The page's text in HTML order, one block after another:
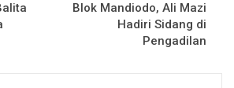
Blok Mandiodo, Ali Mazi
Hadiri Sidang di
Pengadilan